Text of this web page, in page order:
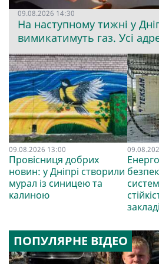
09.08.2026 14:30
На наступному тижні у
вимикатимуть газ. Усі
09.08.2026 13:00
Провісниця добрих
новин: у Дніпрі створили
мурал із синицею та
калиною
ПОПУЛЯРНЕ ВІДЕО